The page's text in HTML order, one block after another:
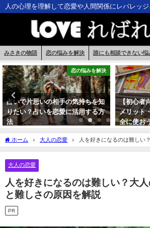
人の心理を理解して恋愛や人間関係にレバレッ
みさきの物語 恋の悩みを解決 誰にも相談できない悩
人間関係の悩み・心理
【初心者向け】電話占いは怖い？
メリット・デメリットを知って安
全に使おう！
不倫で二
倫で浮気
解説
ホーム 大人の恋愛
人を好きになるのは難しい
さの原因を解説
大人の恋愛
人を好きになるのは難しい？大
と難しさの原因を解説
PR